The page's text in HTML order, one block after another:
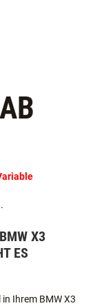
X3
ES
Ihrem BMW X3